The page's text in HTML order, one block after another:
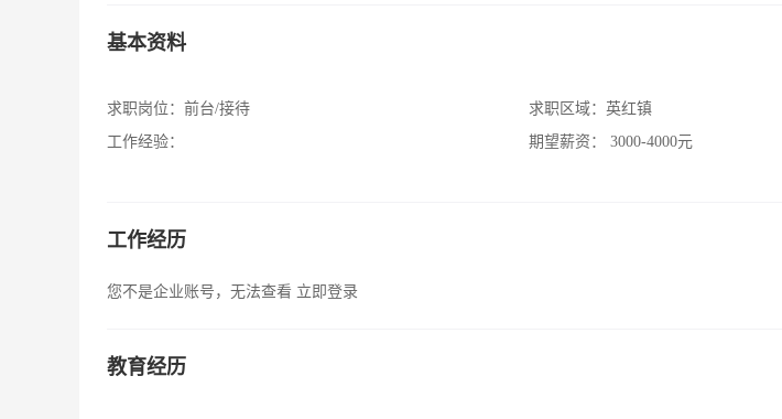
基本资料
求职岗位： 前台/接待
工作经验：
求职区域： 英红镇
期望薪资：
3000-4000元
工作经历
您不是企业账号，无法查看 立即登录
教育经历